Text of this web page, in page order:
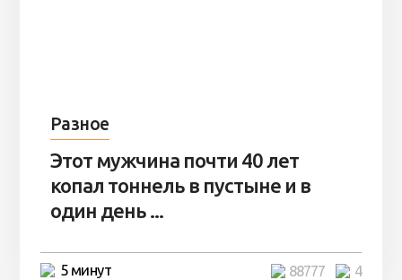
Разное
Этот мужчина почти 40 лет
копал тоннель в пустыне и в
один день ...
5 минут 4
88777